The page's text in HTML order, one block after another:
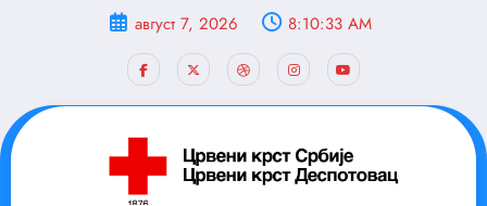
август 7, 2026 8:10:34 AM